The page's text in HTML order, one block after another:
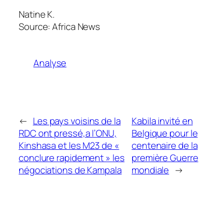
Natine K.
Source: Africa News
Analyse
← Les pays voisins de la
RDC ont pressé,a l’ONU,
Kinshasa et les M23 de «
conclure rapidement » les
négociations de Kampala
Kabila invité en
Belgique pour le
centenaire de la
première Guerre
mondiale →